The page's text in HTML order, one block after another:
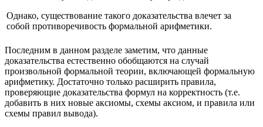
Однако, существование такого доказательства влечет за
собой противоречивость формальной арифметики.
Последним в данном разделе заметим, что данные
доказательства естественно обобщаются на случай
произвольной формальной теории, включающей формальную
арифметику. Достаточно только расширить правила,
проверяющие доказательства формул на корректность (т.е.
добавить в них новые аксиомы, схемы аксиом, и правила или
схемы правил вывода).